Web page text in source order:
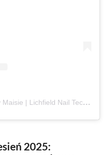
Post udostępniony przez Mani by Maisie | Lichfield Nail Technician (@manibymaisie)
2025: